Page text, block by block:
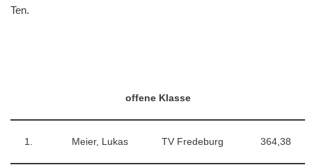
Ten.
offene Klasse
1. Meier, Lukas TV Fredeburg 364,38